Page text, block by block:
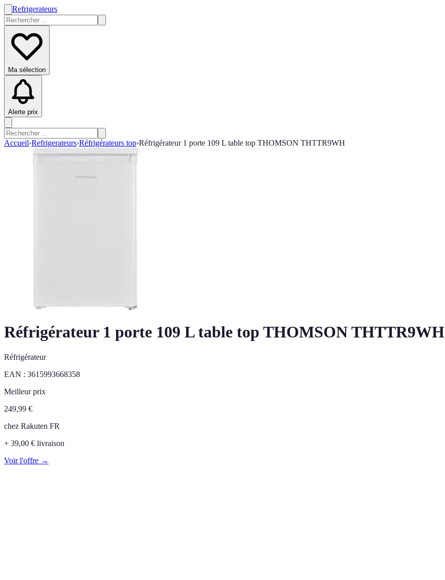
Refrigerateurs
Ma sélection
Alerte prix
Accueil›Refrigerateurs›Réfrigérateurs top›Réfrigérateur 1 porte 109 L table top THOMSON THTTR9WH
Réfrigérateur 1 porte 109 L table top THOMSON THTTR9WH
Réfrigérateur
EAN : 3615993668358
Meilleur prix
249,99 €
chez Rakuten FR
+ 39,00 € livraison
Voir l'offre →